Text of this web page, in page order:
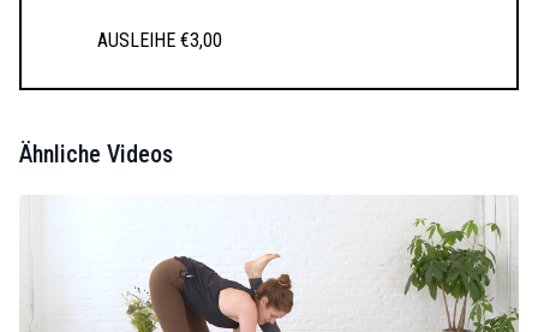
Ausleihe €3,00
Ähnliche Videos